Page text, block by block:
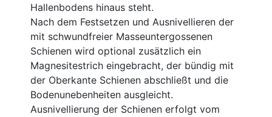
Hallenbodens hinaus steht.
Nach dem Festsetzen und Ausnivellieren der
mit schwundfreier Masseuntergossenen
Schienen wird optional zusätzlich ein
Magnesitestrich eingebracht, der bündig mit
der Oberkante Schienen abschließt und die
Bodenunebenheiten ausgleicht.
Ausnivellierung der Schienen erfolgt vom